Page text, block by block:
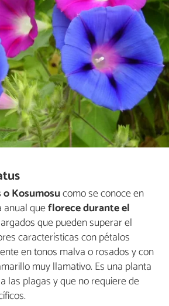
o Kosumosucomo se conoce en
anual queflorece durante el
que pueden superar el
características con pétalos
en tonos malva o rosados y con
muy llamativo. Es una planta
las plagas y que no requiere de